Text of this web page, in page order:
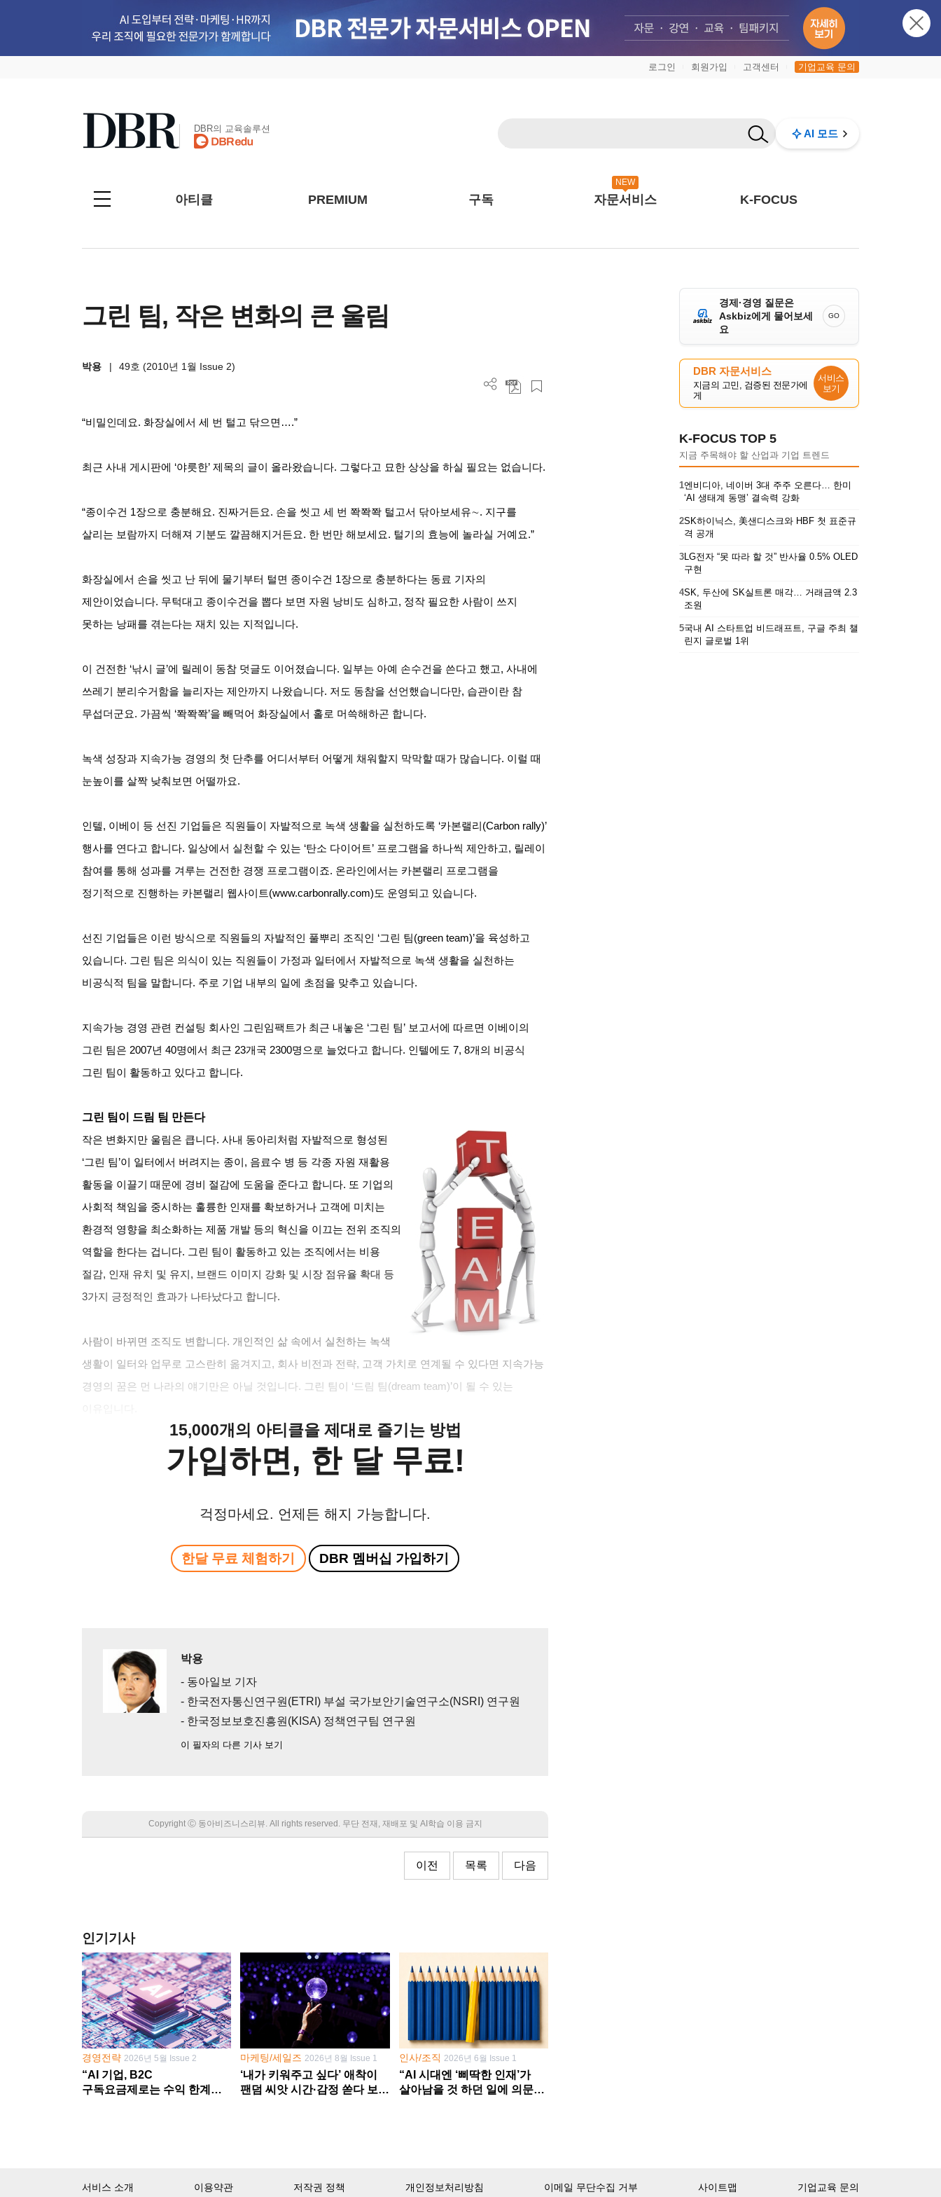
로그인 회원가입 고객센터 기업교육 문의
DBR의 교육솔루션 AI 모드
아티클 PREMIUM 구독
NEW
자문서비스 K-FOCUS
그린 팀, 작은 변화의 큰 울림
박용 | 49호 (2010년 1월 Issue 2)
“비밀인데요. 화장실에서 세 번 털고 닦으면….”
최근 사내 게시판에 ‘야릇한’ 제목의 글이 올라왔습니다. 그렇다고 묘한 상상을 하실 필요는 없습니다.
“종이수건 1장으로 충분해요. 진짜거든요. 손을 씻고 세 번 쫙쫙쫙 털고서 닦아보세유∼. 지구를
살리는 보람까지 더해져 기분도 깔끔해지거든요. 한 번만 해보세요. 털기의 효능에 놀라실 거예요.”
화장실에서 손을 씻고 난 뒤에 물기부터 털면 종이수건 1장으로 충분하다는 동료 기자의
제안이었습니다. 무턱대고 종이수건을 뽑다 보면 자원 낭비도 심하고, 정작 필요한 사람이 쓰지
못하는 낭패를 겪는다는 재치 있는 지적입니다.
이 건전한 ‘낚시 글’에 릴레이 동참 덧글도 이어졌습니다. 일부는 아예 손수건을 쓴다고 했고, 사내에
쓰레기 분리수거함을 늘리자는 제안까지 나왔습니다. 저도 동참을 선언했습니다만, 습관이란 참
무섭더군요. 가끔씩 ‘쫙쫙쫙’을 빼먹어 화장실에서 홀로 머쓱해하곤 합니다.
녹색 성장과 지속가능 경영의 첫 단추를 어디서부터 어떻게 채워할지 막막할 때가 많습니다. 이럴 때
눈높이를 살짝 낮춰보면 어떨까요.
인텔, 이베이 등 선진 기업들은 직원들이 자발적으로 녹색 생활을 실천하도록 ‘카본랠리(Carbon rally)’
행사를 연다고 합니다. 일상에서 실천할 수 있는 ‘탄소 다이어트’ 프로그램을 하나씩 제안하고, 릴레이
참여를 통해 성과를 겨루는 건전한 경쟁 프로그램이죠. 온라인에서는 카본랠리 프로그램을
정기적으로 진행하는 카본랠리 웹사이트(www.carbonrally.com)도 운영되고 있습니다.
선진 기업들은 이런 방식으로 직원들의 자발적인 풀뿌리 조직인 ‘그린 팀(green team)’을 육성하고
있습니다. 그린 팀은 의식이 있는 직원들이 가정과 일터에서 자발적으로 녹색 생활을 실천하는
비공식적 팀을 말합니다. 주로 기업 내부의 일에 초점을 맞추고 있습니다.
지속가능 경영 관련 컨설팅 회사인 그린임팩트가 최근 내놓은 ‘그린 팀’ 보고서에 따르면 이베이의
그린 팀은 2007년 40명에서 최근 23개국 2300명으로 늘었다고 합니다. 인텔에도 7, 8개의 비공식
그린 팀이 활동하고 있다고 합니다.
그린 팀이 드림 팀 만든다
작은 변화지만 울림은 큽니다. 사내 동아리처럼 자발적으로 형성된
‘그린 팀’이 일터에서 버려지는 종이, 음료수 병 등 각종 자원 재활용
활동을 이끌기 때문에 경비 절감에 도움을 준다고 합니다. 또 기업의
사회적 책임을 중시하는 훌륭한 인재를 확보하거나 고객에 미치는
환경적 영향을 최소화하는 제품 개발 등의 혁신을 이끄는 전위 조직의
역할을 한다는 겁니다. 그린 팀이 활동하고 있는 조직에서는 비용
절감, 인재 유치 및 유지, 브랜드 이미지 강화 및 시장 점유율 확대 등
3가지 긍정적인 효과가 나타났다고 합니다.
사람이 바뀌면 조직도 변합니다. 개인적인 삶 속에서 실천하는 녹색
생활이 일터와 업무로 고스란히 옮겨지고, 회사 비전과 전략, 고객 가치로 연계될 수 있다면 지속가능
경영의 꿈은 먼 나라의 얘기만은 아닐 것입니다. 그린 팀이 ‘드림 팀(dream team)’이 될 수 있는
15,000개의 아티클을 제대로 즐기는 방법
가입하면, 한 달 무료!
걱정마세요. 언제든 해지 가능합니다.
한달 무료 체험하기 DBR 멤버십 가입하기
박용
- 동아일보 기자
- 한국전자통신연구원(ETRI) 부설 국가보안기술연구소(NSRI) 연구원
- 한국정보보호진흥원(KISA) 정책연구팀 연구원
이 필자의 다른 기사 보기
Copyright Ⓒ 동아비즈니스리뷰. All rights reserved. 무단 전재, 재배포 및 AI학습 이용 금지
이전 목록 다음
인기기사
경영전략 2026년 5월 Issue 2
“AI 기업, B2C
구독요금제로는 수익 한계
마케팅/세일즈 2026년 8월 Issue 1
‘내가 키워주고 싶다’ 애착이
팬덤 씨앗 시간·감정 쏟다 보면
인사/조직 2026년 6월 Issue 1
“AI 시대엔 ‘삐딱한 인재’가
살아남을 것 하던 일에 의문
경제·경영 질문은
Askbiz에게 물어보세
요
GO
DBR 자문서비스
지금의 고민, 검증된 전문가에
게
서비스
보기
K-FOCUS TOP 5
지금 주목해야 할 산업과 기업 트렌드
1엔비디아, 네이버 3대 주주 오른다… 한미
‘AI 생태계 동맹’ 결속력 강화
2SK하이닉스, 美샌디스크와 HBF 첫 표준규
격 공개
3LG전자 “못 따라 할 것” 반사율 0.5% OLED
구현
4SK, 두산에 SK실트론 매각… 거래금액 2.3
조원
5국내 AI 스타트업 비드래프트, 구글 주최 챌
린지 글로벌 1위
서비스 소개 이용약관 저작권 정책 개인정보처리방침 이메일 무단수집 거부 사이트맵 기업교육 문의